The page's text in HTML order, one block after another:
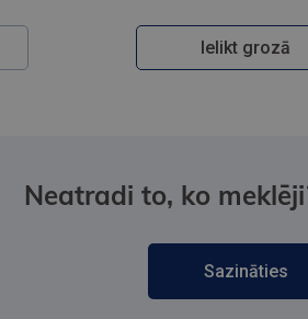
Ielikt grozā
Neatradi to, ko
Sazināties